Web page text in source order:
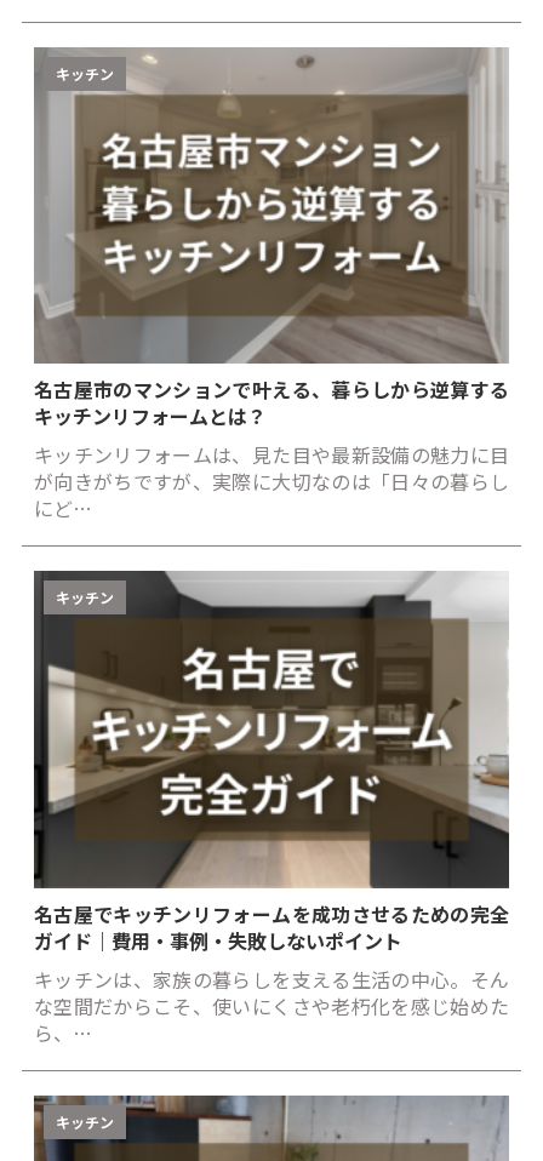
キッチン
名古屋市のマンションで叶える、暮らしから逆算する
キッチンリフォームとは？
キッチンリフォームは、見た目や最新設備の魅力に目
が向きがちですが、実際に大切なのは「日々の暮らし
にど…
キッチン
名古屋でキッチンリフォームを成功させるための完全
ガイド｜費用・事例・失敗しないポイント
キッチンは、家族の暮らしを支える生活の中心。そん
な空間だからこそ、使いにくさや老朽化を感じ始めた
ら、…
キッチン